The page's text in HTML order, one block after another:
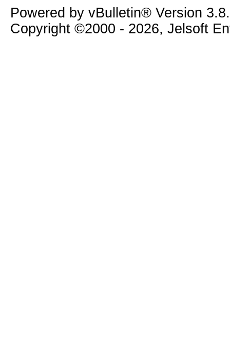
Powered by vBulletin® Version
Copyright ©2000 - 2026, Jelsoft